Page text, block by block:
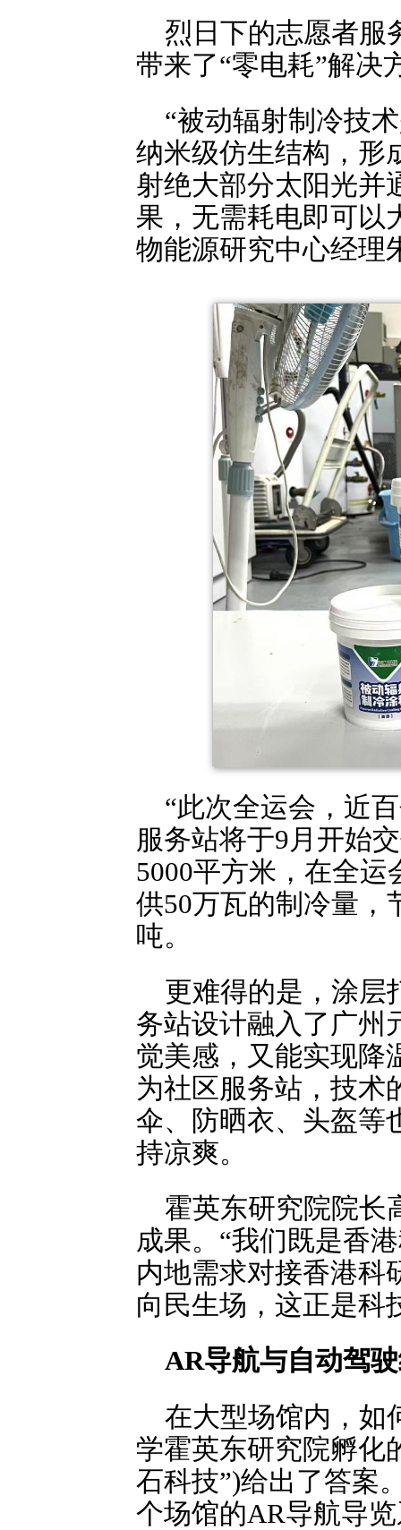
烈日下的志愿者服
带来了“零电耗”解
“被动辐射制冷技
纳米级仿生结构，形
射绝大部分太阳光并
果，无需耗电即可以
物能源研究中心经理
“此次全运会，近
服务站将于9月开始
5000平方米，在全
供50万瓦的制冷量，
吨。
更难得的是，涂层
务站设计融入了广州
觉美感，又能实现降
为社区服务站，技术
伞、防晒衣、头盔等
持凉爽。
霍英东研究院院长
成果。“我们既是香
内地需求对接香港科
向民生场，这正是科
AR导航与自动驾
在大型场馆内，如
学霍英东研究院孵化
石科技”)给出了答案
个场馆的AR导航导